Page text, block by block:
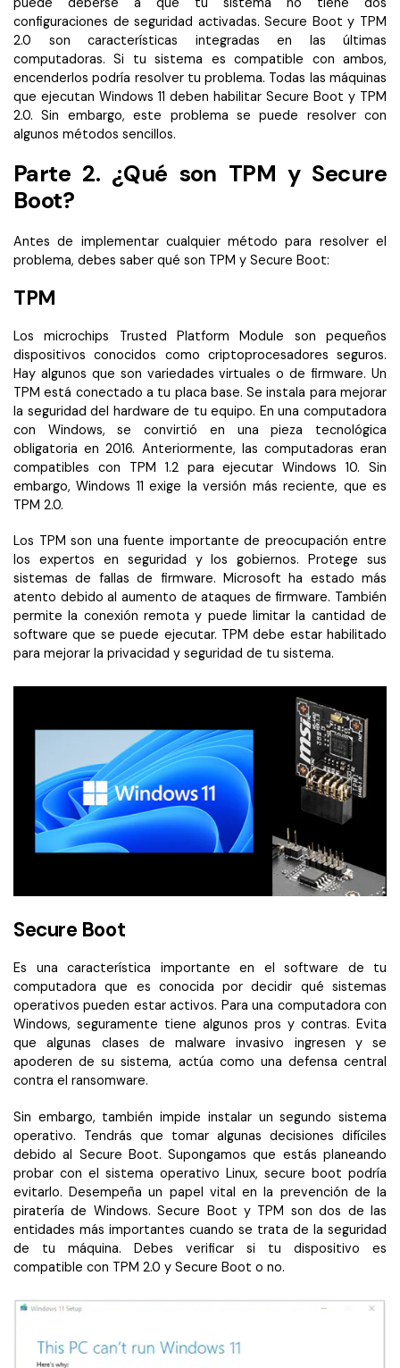
Servicio de TI
Legal
Sanidad
Finanzas
Gobierno
Publicación
Freelancer
Explorar todas las características
Guía del usuario
PDFelement para Windows
PDFelement para Mac
Videos tutoriales
PDFelement para Android
Explorar más
Plantillas de PDF gratuitas
Descuento educativo
Adquiere PDFelement con descuento académico.
Centro de descargas
Descarga las herramientas de PDF.
Actualización
Actualizar a PDFelement V12.
configuraciones de seguridad activadas. Secure Boot y TPM
2.0 son características integradas en las últimas
computadoras. Si tu sistema es compatible con ambos,
encenderlos podría resolver tu problema. Todas las máquinas
que ejecutan Windows 11 deben habilitar Secure Boot y TPM
2.0. Sin embargo, este problema se puede resolver con
algunos métodos sencillos.
Parte 2. ¿Qué son TPM y Secure
Boot?
Antes de implementar cualquier método para resolver el
problema, debes saber qué son TPM y Secure Boot:
TPM
Los microchips Trusted Platform Module son pequeños
dispositivos conocidos como criptoprocesadores seguros.
Hay algunos que son variedades virtuales o de firmware. Un
TPM está conectado a tu placa base. Se instala para mejorar
la seguridad del hardware de tu equipo. En una computadora
con Windows, se convirtió en una pieza tecnológica
obligatoria en 2016. Anteriormente, las computadoras eran
compatibles con TPM 1.2 para ejecutar Windows 10. Sin
embargo, Windows 11 exige la versión más reciente, que es
TPM 2.0.
Los TPM son una fuente importante de preocupación entre
los expertos en seguridad y los gobiernos. Protege sus
sistemas de fallas de firmware. Microsoft ha estado más
atento debido al aumento de ataques de firmware. También
permite la conexión remota y puede limitar la cantidad de
software que se puede ejecutar. TPM debe estar habilitado
para mejorar la privacidad y seguridad de tu sistema.
Secure Boot
Es una característica importante en el software de tu
computadora que es conocida por decidir qué sistemas
operativos pueden estar activos. Para una computadora con
Windows, seguramente tiene algunos pros y contras. Evita
que algunas clases de malware invasivo ingresen y se
apoderen de su sistema, actúa como una defensa central
contra el ransomware.
Sin embargo, también impide instalar un segundo sistema
operativo. Tendrás que tomar algunas decisiones difíciles
debido al Secure Boot. Supongamos que estás planeando
probar con el sistema operativo Linux, secure boot podría
evitarlo. Desempeña un papel vital en la prevención de la
piratería de Windows. Secure Boot y TPM son dos de las
entidades más importantes cuando se trata de la seguridad
de tu máquina. Debes verificar si tu dispositivo es
compatible con TPM 2.0 y Secure Boot o no.